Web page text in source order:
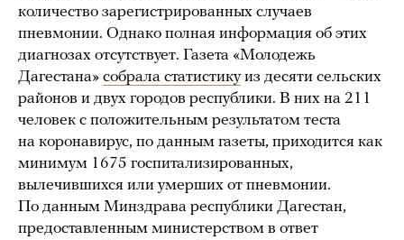
количество зарегистрированных случаев
пневмонии. Однако полная информация об этих
диагнозах отсутствует. Газета «Молодежь
Дагестана» собрала статистикуиз десяти сельских
районов и двух городов республики. В них на 211
человек с положительным результатом теста
на коронавирус, по данным газеты, приходится как
минимум 1675 госпитализированных,
вылечившихся или умерших от пневмонии.
По данным Минздрава республики Дагестан,
предоставленным министерством в ответ